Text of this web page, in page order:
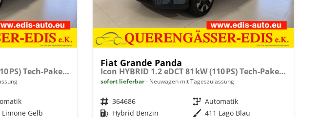
Icon HYBRID 1.2 eDCT 81 kW (110 PS) Tech-Paket, Navigationssystem, Klimaautomatik, höhenverstellbarer Fahrersitz, Radio, DAB, Touchscreen, Einparkhilfe vorne und hinten, Rückfahrkamera, Regensensor, Tempomat, Volldigitales Kombiinstrument, uvm.
Limone Gelb
Fiat Grande Panda
Icon HYBRID 1.2 eDCT 81 kW (110 PS) Tech-Paket, Navigationssystem, Klimaautomatik, höhenverstellbarer Fahrersitz, Radio, DAB, Touchscreen, Einparkhilfe vorne und hinten, Rückfahrkamera, Regensensor, Tempomat, Volldigitales Kombiinstrument, uvm.
sofort lieferbar Neuwagen mit Tageszulassung
Fahrzeugnr. 364686 Getriebe Automatik
Kraftstoff Hybrid Benzin Außenfarbe 411 Lago Blau